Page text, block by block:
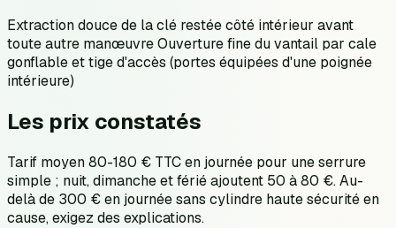
Extraction douce de la clé restée côté intérieur avant
toute autre manœuvre Ouverture fine du vantail par cale
gonflable et tige d'accès (portes équipées d'une poignée
intérieure)
Les prix constatés
Tarif moyen 80-180 € TTC en journée pour une serrure
simple ; nuit, dimanche et férié ajoutent 50 à 80 €. Au-
delà de 300 € en journée sans cylindre haute sécurité en
cause, exigez des explications.